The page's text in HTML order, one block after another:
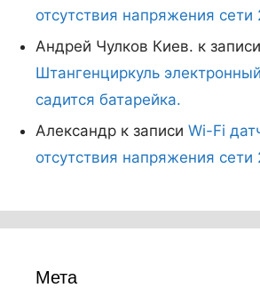
отсутствия напряжения сети
Андрей Чулков Киев. к записи
Штангенциркуль
садится батарейка.
Александр к записи Wi-Fi
отсутствия напряжения сети
Мета